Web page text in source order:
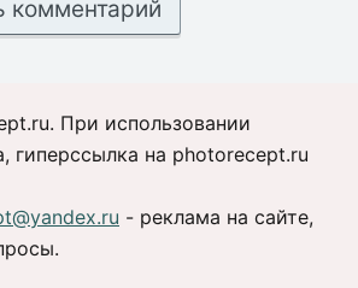
При использовании
гиперссылка на photorecept.ru
- реклама на сайте,